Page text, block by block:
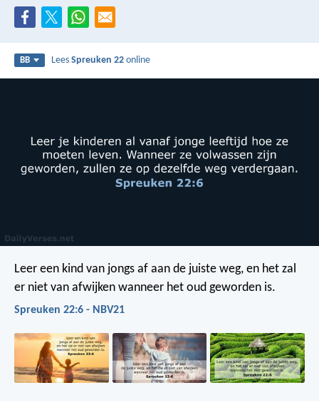
BB LeesSpreuken 22 online
Leer een kind van jongs af aan de juiste weg, en het zal
er niet van afwijken wanneer het oud geworden is.
Spreuken 22:6 - NBV21